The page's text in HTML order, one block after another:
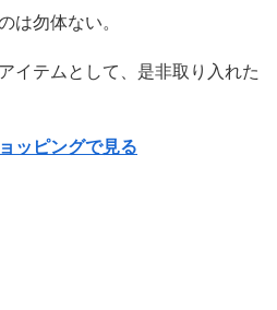
は勿体ない。
イテムとして、是非取り入れた
ッピングで見る